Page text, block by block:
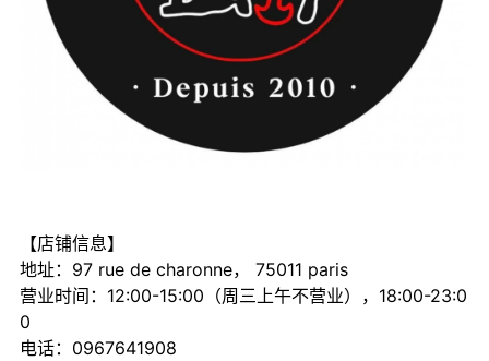
【店铺信息】
地址：97 rue de charonne， 75011 paris
营业时间：12:00-15:00（周三上午不营业），18:00-23:0
0
电话：0967641908